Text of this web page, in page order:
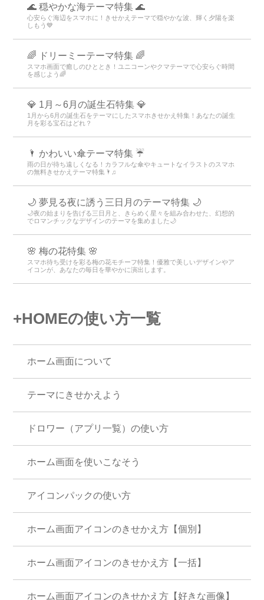
🌊 穏やかな海テーマ特集 🌊
心安らぐ海辺をスマホに！きせかえテーマで穏やかな波、輝く夕陽を楽
しもう💙
🌈 ドリーミーテーマ特集 🌈
スマホ画面で癒しのひととき！ユニコーンやクマテーマで心安らぐ時間
を感じよう🌈
💎 1月～6月の誕生石特集 💎
1月から6月の誕生石をテーマにしたスマホきせかえ特集！あなたの誕生
月を彩る宝石はどれ？
🌂 かわいい傘テーマ特集 ☔
雨の日が待ち遠しくなる！カラフルな傘やキュートなイラストのスマホ
の無料きせかえテーマ特集🌂♫
🌙 夢見る夜に誘う三日月のテーマ特集 🌙
🌙夜の始まりを告げる三日月と、きらめく星々を組み合わせた、幻想的
でロマンチックなデザインのテーマを集めました🌙
🌸 梅の花特集 🌸
スマホ待ち受けを彩る梅の花モチーフ特集！優雅で美しいデザインやア
イコンが、あなたの毎日を華やかに演出します。
+HOMEの使い方一覧
ホーム画面について
テーマにきせかえよう
ドロワー（アプリ一覧）の使い方
ホーム画面を使いこなそう
アイコンパックの使い方
ホーム画面アイコンのきせかえ方【個別】
ホーム画面アイコンのきせかえ方【一括】
ホーム画面アイコンのきせかえ方【好きな画像】